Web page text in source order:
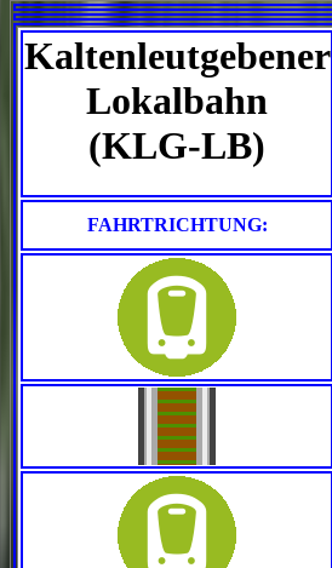
Kaltenleutgebener
Lokalbahn
(KLG-LB)
FAHRTRICHTUNG: